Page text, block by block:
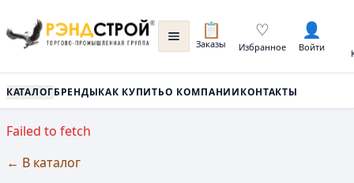
📋
Заказы
♡
Избранное
👤
Войти
КАТАЛОГБРЕНДЫКАК КУПИТЬО КОМПАНИИКОНТАКТЫ
Failed to fetch
← В каталог